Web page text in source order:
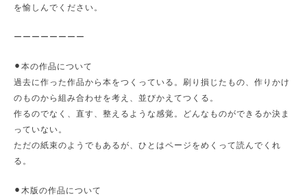
を愉しんでください。
ーーーーーーーー
⚫︎本の作品について
過去に作った作品から本をつくっている。刷り損じたもの、作りかけ
のものから組み合わせを考え、並びかえてつくる。
作るのでなく、直す、整えるような感覚。どんなものができるか決ま
っていない。
ただの紙束のようでもあるが、ひとはページをめくって読んでくれ
る。
⚫︎木版の作品について